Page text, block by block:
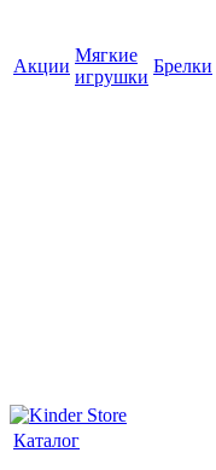
Акции
Мягкие
игрушки
Брелки
Каталог